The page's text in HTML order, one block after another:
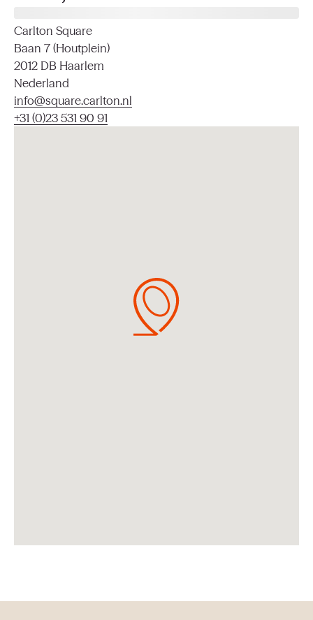
Carlton Square
Baan 7 (Houtplein)
2012 DB Haarlem
Nederland
info@square.carlton.nl
+31 (0)23 531 90 91